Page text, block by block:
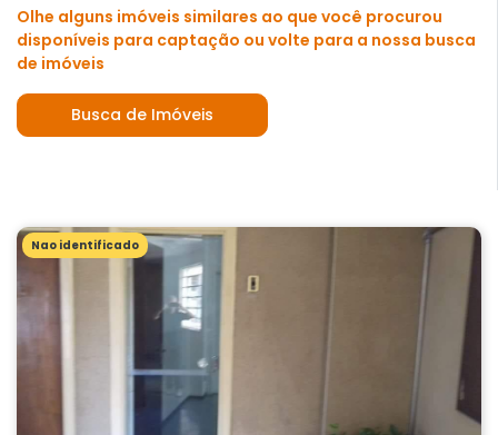
Olhe alguns imóveis similares ao que você procurou
disponíveis para captação ou volte para a nossa busca
de imóveis
Busca de Imóveis
Nao identificado